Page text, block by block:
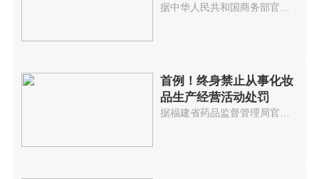
展区域建设一周年
首例！终身禁止从事化妆
品生产经营活动处罚